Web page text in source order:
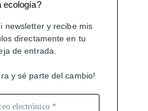
ecología?
newsletter y recibe mis
directamente en tu
de entrada.
y sé parte del cambio!